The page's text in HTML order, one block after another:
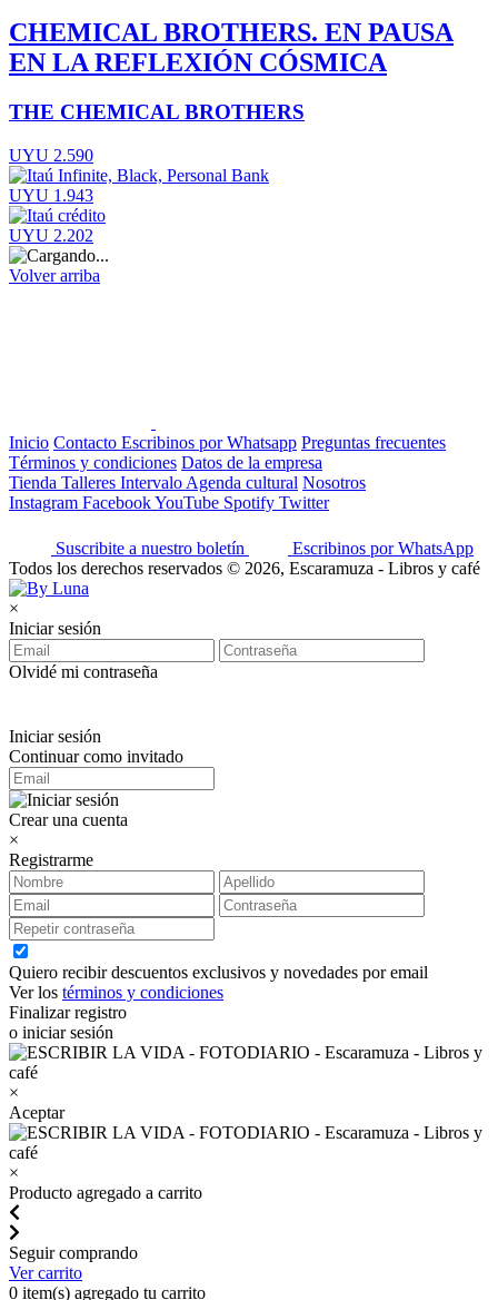
CHEMICAL BROTHERS. EN PAUSA
EN LA REFLEXIÓN CÓSMICA
THE CHEMICAL BROTHERS
UYU 2.590
UYU 1.943
UYU 2.202
Volver arriba
Inicio Contacto Escribinos por Whatsapp Preguntas frecuentes
Términos y condiciones Datos de la empresa
Tienda Talleres Intervalo Agenda cultural Nosotros
Instagram FacebookYouTube Spotify Twitter
Suscribite a nuestro boletín
Escribinos por WhatsApp
Todos los derechos reservados © 2026, Escaramuza - Libros y café
×
Iniciar sesión
Olvidé mi contraseña
Iniciar sesión
Continuar como invitado
Crear una cuenta
×
Registrarme
Quiero recibir descuentos exclusivos y novedades por email
Ver los términos y condiciones
Finalizar registro
o iniciar sesión
×
Aceptar
×
Producto agregado a carrito
Seguir comprando
Ver carrito
0 item(s) agregado tu carrito